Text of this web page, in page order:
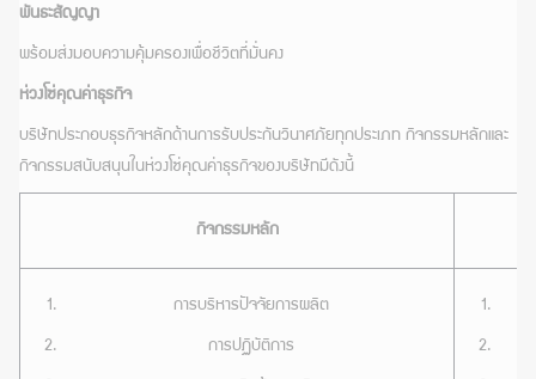
พันธะสัญญา
พร้อมส่งมอบความคุ้มครองเพื่อชีวิตที่มั่นคง
ห่วงโซ่คุณค่าธุรกิจ
บริษัทประกอบธุรกิจหลักด้านการรับประกันวินาศภัยทุกประเภท กิจกรรมหลักและ
กิจกรรมสนับสนุนในห่วงโซ่คุณค่าธุรกิจของบริษัทมีดังนี้
กิจกรรมหลัก
การบริหารปัจจัยการผลิต
การปฏิบัติการ